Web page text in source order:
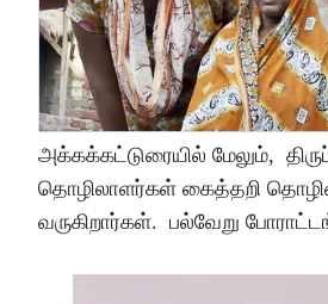
அக்கக்கட்டுரையில் மேலும்,
தொழிலாளர்கள் கைத்தறி
வருகிறார்கள். பல்வேறு